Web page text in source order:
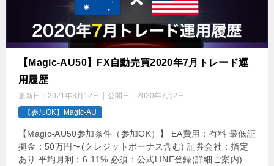
【Magic-AU50】FX自動売買2020年7月トレード運
用履歴
更新日： 2021年3月12日 公開日： 2020年7月2日
【参加OK】Magic-AU
【Magic-AU50参加条件（参加OK）】 EA費用：有料 最低証
拠金：50万円〜(クレジットボーナス含む) 証券会社：指定
あり 平均月利：6.11% 必須：公式LINE登録(詳細ご案内)